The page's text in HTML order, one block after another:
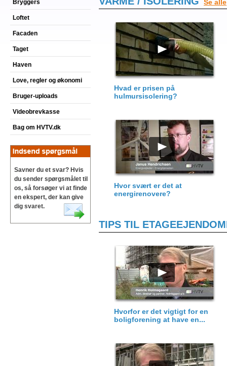
Bryggers
Loftet
Facaden
Taget
Haven
Love, regler og økonomi
Bruger-uploads
Videobrevkasse
Bag om HVTV.dk
Savner du et svar? Hvis
du sender spørgsmålet til
os, så forsøger vi at finde
en ekspert, der kan give
dig svaret.
Se alle
Hvad er prisen på
hulmursisolering?
Hvor svært er det at
energirenovere?
TIPS TIL
Hvorfor er det vigtigt for en
boligforening at have en...